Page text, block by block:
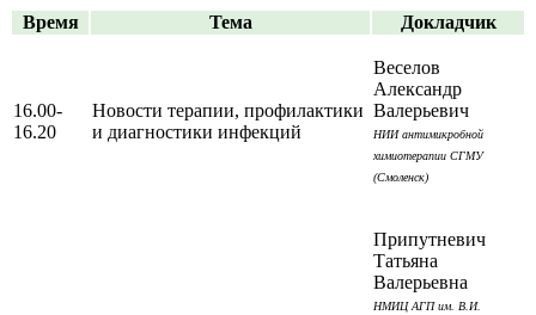
Время Тема Докладчик
16.00-
16.20
Новости терапии, профилактики
и диагностики инфекций
Веселов
Александр
Валерьевич
НИИ антимикробной
химиотерапии СГМУ
(Смоленск)
Припутневич
Татьяна
Валерьевна
НМИЦ АГП им. В.И.